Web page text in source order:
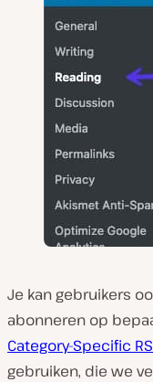
Je kan gebruikers
abonneren op
Category-Specific
gebruiken, die we